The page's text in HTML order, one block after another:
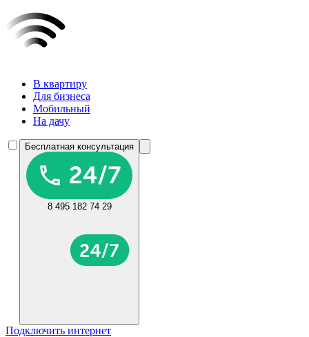
В квартиру
Для бизнеса
Мобильный
На дачу
Бесплатная консультация
8 495 182 74 29
Подключить интернет